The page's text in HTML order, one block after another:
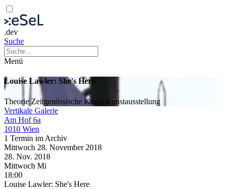
.dev
Suche
Menü
Louise Lawler: She's Here
TheorieZeitgenössische Kunst Kunstausstellung
Vertikale Galerie
Am Hof 6a
1010 Wien
1 Termin im Archiv
Mittwoch 28. November 2018
28. Nov. 2018
Mittwoch Mi
18:00
Louise Lawler: She's Here